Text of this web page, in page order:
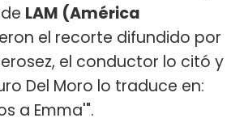
LAM (América
el recorte difundido por
el conductor lo citó y
Del Moro lo traduce en:
a Emma'".